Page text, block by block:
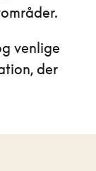
venlige
der